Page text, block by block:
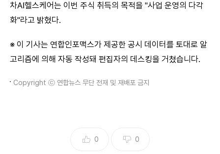
차AI헬스케어는 이번 주식 취득의 목적을 "사업 운영의 다각
화"라고 밝혔다.
※ 이 기사는 연합인포맥스가 제공한 공시 데이터를 토대로 알
고리즘에 의해 자동 작성돼 편집자의 데스킹을 거쳤습니다.
Copyright ⓒ 연합뉴스 무단 전재 및 재배포 금지
0 0